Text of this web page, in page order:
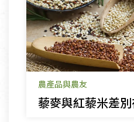
農產品與農友